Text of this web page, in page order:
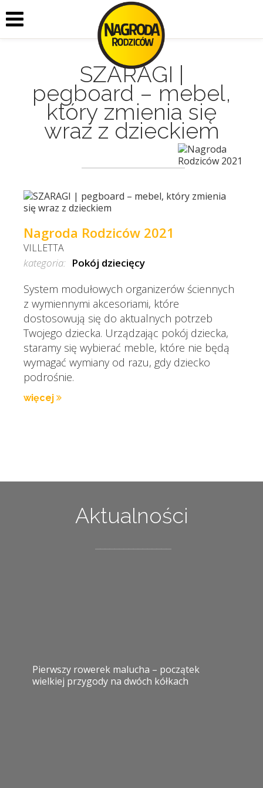
SZARAGI |
pegboard – mebel,
który zmienia się
wraz z dzieckiem
Nagroda Rodziców 2021
VILLETTA
kategoria: Pokój dziecięcy
System modułowych organizerów ściennych
z wymiennymi akcesoriami, które
dostosowują się do aktualnych potrzeb
Twojego dziecka. Urządzając pokój dziecka,
staramy się wybierać meble, które nie będą
wymagać wymiany od razu, gdy dziecko
podrośnie.
więcej
Aktualności
Pierwszy rowerek malucha – początek
wielkiej przygody na dwóch kółkach